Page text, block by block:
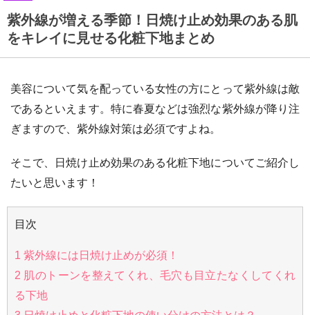
紫外線が増える季節！日焼け止め効果のある肌
をキレイに見せる化粧下地まとめ
美容について気を配っている女性の方にとって紫外線は敵
であるといえます。特に春夏などは強烈な紫外線が降り注
ぎますので、紫外線対策は必須ですよね。
そこで、日焼け止め効果のある化粧下地についてご紹介し
たいと思います！
目次
1 紫外線には日焼け止めが必須！
2 肌のトーンを整えてくれ、毛穴も目立たなくしてくれ
る下地